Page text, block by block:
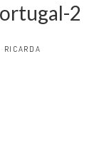
2
RICARDA